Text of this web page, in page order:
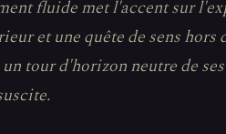
fluide met l'accent sur
et une quête de sens hors
tour d'horizon neutre de